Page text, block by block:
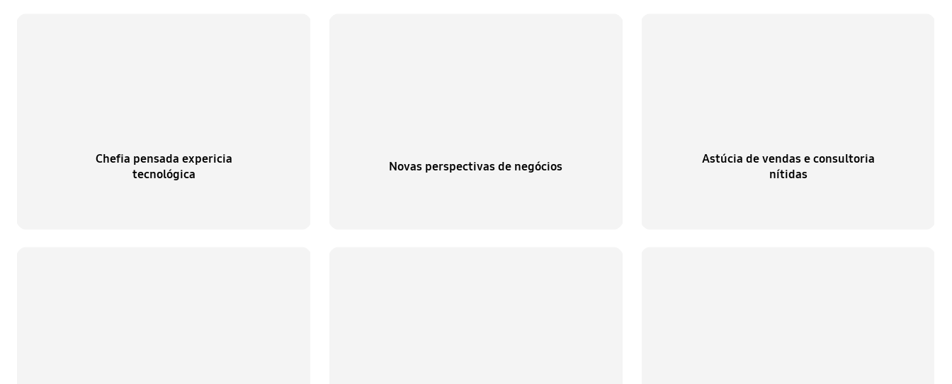
Chefia pensada expericia
tecnológica
Novas perspectivas de negócios
Astúcia de vendas e consultoria
nítidas